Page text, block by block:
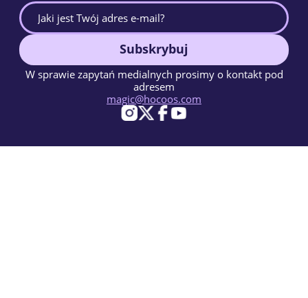
Subskrybuj
W sprawie zapytań medialnych prosimy o kontakt pod
adresem
magic@hocoos.com